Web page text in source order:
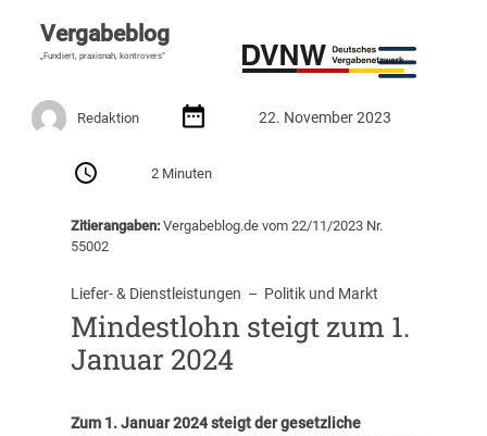
Vergabeblog
„Fundiert, praxisnah, kontrovers“
Redaktion 22. November 2023
2 Minuten
Zitierangaben:Vergabeblog.de vom 22/11/2023 Nr.
55002
Liefer- & Dienstleistungen
  –
Politik und Markt
Mindestlohn steigt zum 1.
Januar 2024
Zum 1. Januar 2024 steigt der gesetzliche